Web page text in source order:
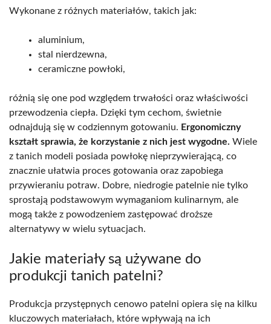
Wykonane z różnych materiałów, takich jak:
aluminium,
stal nierdzewna,
ceramiczne powłoki,
różnią się one pod względem trwałości oraz właściwości
przewodzenia ciepła. Dzięki tym cechom, świetnie
odnajdują się w codziennym gotowaniu. Ergonomiczny
kształt sprawia, że korzystanie z nich jest wygodne. Wiele
z tanich modeli posiada powłokę nieprzywierającą, co
znacznie ułatwia proces gotowania oraz zapobiega
przywieraniu potraw. Dobre, niedrogie patelnie nie tylko
sprostają podstawowym wymaganiom kulinarnym, ale
mogą także z powodzeniem zastępować droższe
alternatywy w wielu sytuacjach.
Jakie materiały są używane do
produkcji tanich patelni?
Produkcja przystępnych cenowo patelni opiera się na kilku
kluczowych materiałach, które wpływają na ich